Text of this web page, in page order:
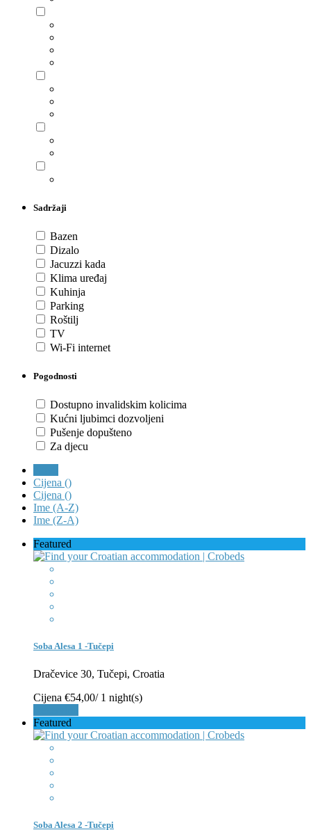
Sadržaji
Bazen
Dizalo
Jacuzzi kada
Klima uređaj
Kuhinja
Parking
Roštilj
TV
Wi-Fi internet
Pogodnosti
Dostupno invalidskim kolicima
Kućni ljubimci dozvoljeni
Pušenje dopušteno
Za djecu
Cijena ()
Cijena ()
Ime (A-Z)
Ime (Z-A)
Featured
Soba Alesa 1 -Tučepi
Dračevice 30, Tučepi, Croatia
Cijena €54,00/ 1 night(s)
Featured
Soba Alesa 2 -Tučepi